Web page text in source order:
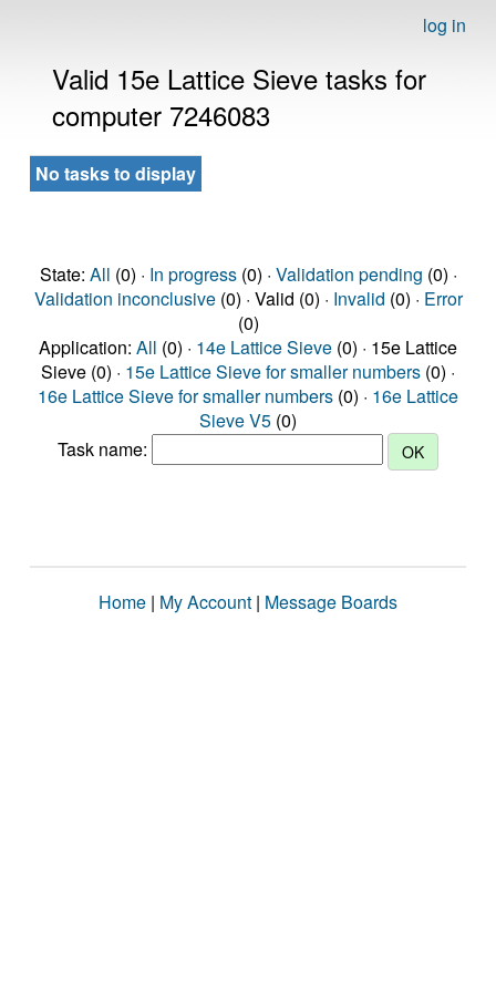
log in
Valid 15e Lattice Sieve tasks for
computer 7246083
No tasks to display
State: All (0) · In progress(0) · Validation pending (0) ·
Validation inconclusive(0) · Valid (0) · Invalid (0) · Error
(0)
Application: All (0) · 14e Lattice Sieve (0) · 15e Lattice
Sieve (0) · 15e Lattice Sieve for smaller numbers (0) ·
16e Lattice Sieve for smaller numbers (0) · 16e Lattice
Sieve V5 (0)
Task name:
Home | My Account | Message Boards